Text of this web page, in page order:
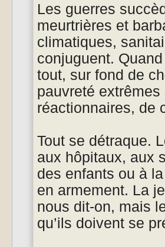
Les guerres
meurtrières et
climatiques,
conjuguent.
tout, sur fond de
pauvreté
réactionnaires, de
Tout se détraque.
aux hôpitaux, aux
des enfants ou à
en armement. La
nous dit-on, mais
qu’ils doivent se